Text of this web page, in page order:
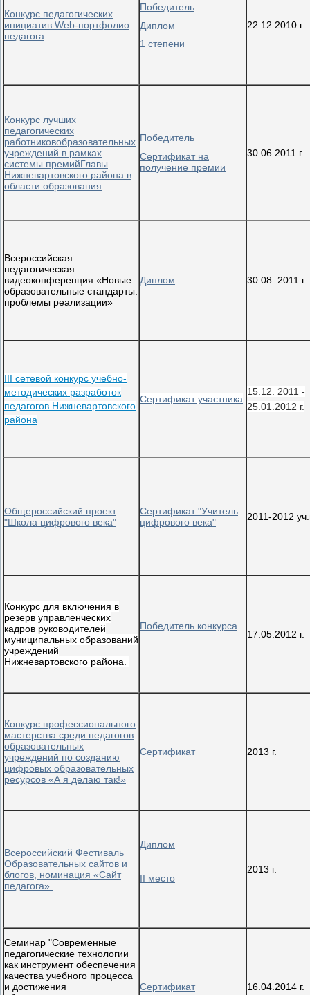
Конкурс педагогических
инициатив Web-портфолио
педагога
Победитель
Диплом
1 степени
22.12.2010 г.
Конкурс лучших
педагогических
работниковобразовательных
учреждений в рамках
системы премийГлавы
Нижневартовского района в
области образования
Победитель
Сертификат на
получение премии
30.06.2011 г.
Всероссийская
педагогическая
видеоконференция «Новые
образовательные стандарты:
проблемы реализации»
Диплом 30.08. 2011 г.
III сетевой конкурс учебно-
методических разработок
педагогов Нижневартовского
района
Сертификат участника
15.12. 2011 -
25.01.2012 г.
Общероссийский проект
"Школа цифрового века"
Сертификат "Учитель
цифрового века"
2011-2012
Конкурс для включения в
резерв управленческих
кадров руководителей
муниципальных образований
учреждений
Нижневартовского района.
Победитель конкурса
17.05.2012 г.
Конкурс профессионального
мастерства среди педагогов
образовательных
учреждений по созданию
цифровых образовательных
ресурсов «А я делаю так!»
Сертификат 2013 г.
Всероссийский Фестиваль
Образовательных сайтов и
блогов, номинация «Сайт
педагога».
Диплом
II место
2013 г.
Семинар "Современные
педагогические технологии
как инструмент обеспечения
качества учебного процесса
и достижения
Сертификат 16.04.2014 г.